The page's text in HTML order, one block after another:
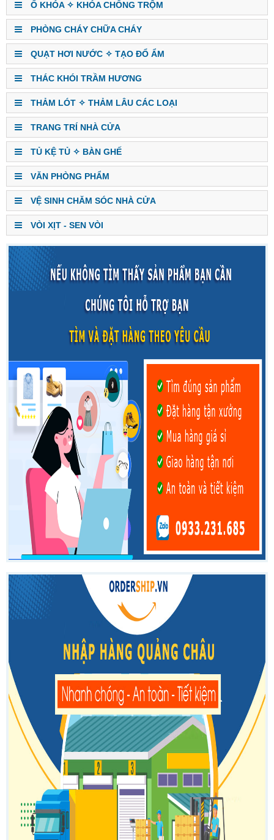
Ổ KHÓA ✧ KHÓA CHỐNG TRỘM
PHÒNG CHÁY CHỮA CHÁY
QUẠT HƠI NƯỚC ✧ TẠO ĐỔ ẨM
THÁC KHÓI TRẦM HƯƠNG
THẢM LÓT ✧ THẢM LÂU CÁC LOẠI
TRANG TRÍ NHÀ CỬA
TỦ KỆ TỦ ✧ BÀN GHẾ
VĂN PHÒNG PHẨM
VỆ SINH CHĂM SÓC NHÀ CỬA
VÒI XỊT - SEN VÒI